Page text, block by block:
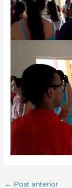
← Post anterior